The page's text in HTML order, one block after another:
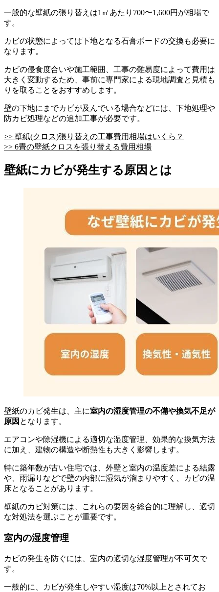
一般的な壁紙の張り替えは1㎡あたり700〜1,600円が相場で
す。
カビの状態によっては下地となる石膏ボードの交換も必要に
なります。
カビの侵食度合いや施工範囲、工事の難易度によって費用は
大きく変動するため、事前に専門家による現地調査と見積も
りを取ることをおすすめします。
壁の下地にまでカビが及んでいる場合などには、下地処理や
防カビ処理などの追加工事が必要です。
>> 壁紙(クロス)張り替えの工事費用相場はいくら？
>> 6畳の壁紙クロスを張り替える費用相場
壁紙にカビが発生する原因とは
壁紙のカビ発生は、主に室内の湿度管理の不備や換気不足が
原因 となります。
エアコンや除湿機による適切な湿度管理、効果的な換気方法
に加え、建物の構造や断熱性も大きく影響します。
特に築年数が古い住宅では、外壁と室内の温度差による結露
や、雨漏りなどで壁の内部に湿気が溜まりやすく、カビの温
床となることがあります。
壁紙のカビ対策には、これらの要因を総合的に理解し、適切
な対処法を選ぶことが重要です。
室内の湿度管理
カビの発生を防ぐには、室内の適切な湿度管理が不可欠で
す。
一般的に、カビが発生しやすい湿度は70%以上とされてお